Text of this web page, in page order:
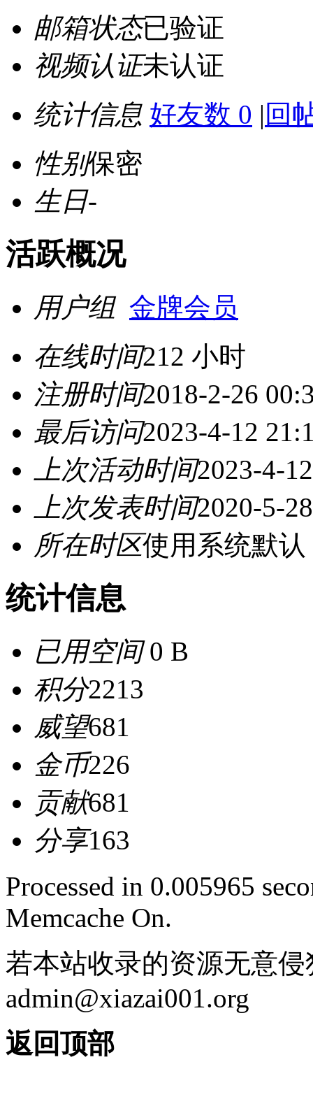
邮箱状态已验证
视频认证未认证
统计信息 好友数 0 | 回
性别保密
生日-
活跃概况
用户组 金牌会员
在线时间212 小时
注册时间2018-2-26
最后访问2023-4-12
上次活动时间2023-4-
上次发表时间2020-5-
所在时区使用系统默认
统计信息
已用空间0 B
积分2213
威望681
金币226
贡献681
分享163
Processed in 0.005965
Memcache On.
若本站收录的资源无意
admin@xiazai001.org
返回顶部